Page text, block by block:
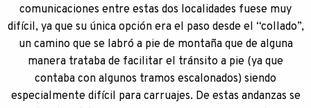
comunicaciones entre estas dos localidades fuese muy
difícil, ya que su única opción era el paso desde el “collado”,
un camino que se labró a pie de montaña que de alguna
manera trataba de facilitar el tránsito a pie (ya que
contaba con algunos tramos escalonados) siendo
especialmente difícil para carruajes. De estas andanzas se